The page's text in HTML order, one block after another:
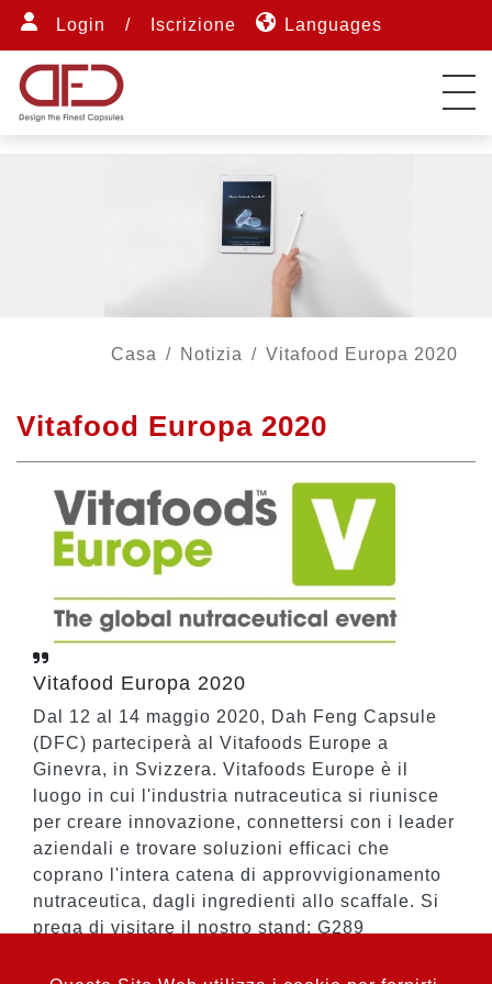
Login / Iscrizione Languages
Casa Notizia Vitafood Europa 2020
Vitafood Europa 2020
Vitafood Europa 2020
Dal 12 al 14 maggio 2020, Dah Feng Capsule
(DFC) parteciperà al Vitafoods Europe a
Ginevra, in Svizzera. Vitafoods Europe è il
luogo in cui l'industria nutraceutica si riunisce
per creare innovazione, connettersi con i leader
aziendali e trovare soluzioni efficaci che
coprano l'intera catena di approvvigionamento
nutraceutica, dagli ingredienti allo scaffale. Si
prega di visitare il nostro stand: G289
Di ritorno